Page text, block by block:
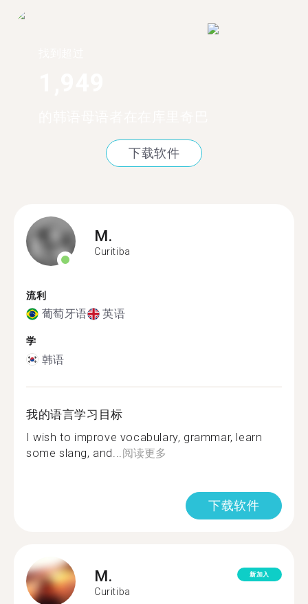
下载软件
M.
Curitiba
流利
葡萄牙语 英语
学
韩语
我的语言学习目标
I wish to improve vocabulary, grammar, learn
some slang, and... 阅读更多
下载软件
M.
Curitiba
新加入